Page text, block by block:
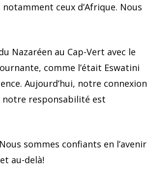
ceux d’Afrique. Nous
Nazaréen au Cap-Vert avec le
comme l’était Eswatini
Aujourd’hui, notre connexion
notre responsabilité est
sommes confiants en l’avenir
au-delà!